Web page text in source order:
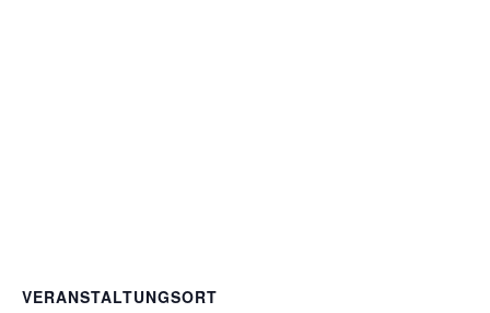
VERANSTALTUNGSORT